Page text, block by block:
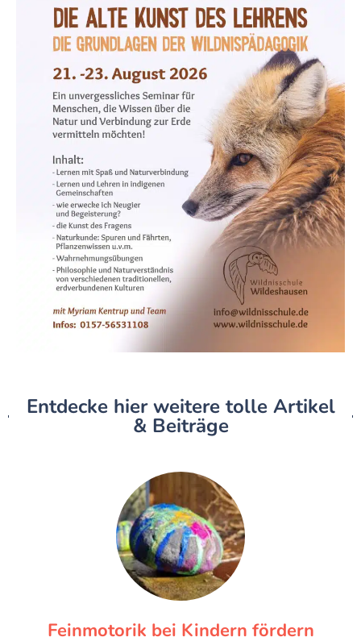
Entdecke hier weitere tolle Artikel
& Beiträge
Feinmotorik bei Kindern fördern